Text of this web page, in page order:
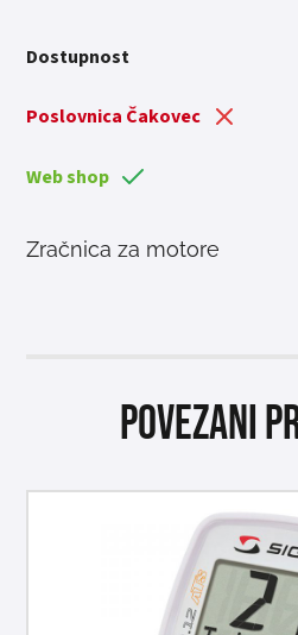
Dostupnost
Poslovnica Čakovec
Web shop
Zračnica za motore
Povezani